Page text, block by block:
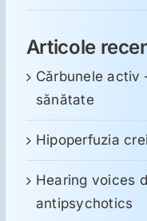
Articole
Cărbunele activ
sănătate
Hipoperfuzia
Hearing voices
antipsychotics